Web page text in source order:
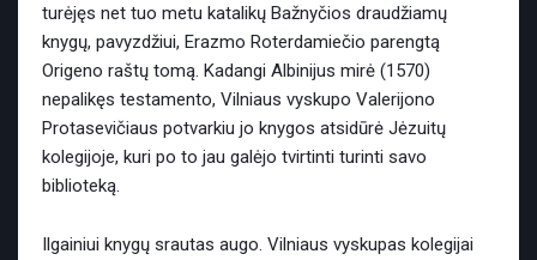
turėjęs net tuo metu katalikų Bažnyčios draudžiamų
knygų, pavyzdžiui, Erazmo Roterdamiečio parengtą
Origeno raštų tomą. Kadangi Albinijus mirė (1570)
nepalikęs testamento, Vilniaus vyskupo Valerijono
Protasevičiaus potvarkiu jo knygos atsidūrė Jėzuitų
kolegijoje, kuri po to jau galėjo tvirtinti turinti savo
biblioteką.
Ilgainiui knygų srautas augo. Vilniaus vyskupas kolegijai